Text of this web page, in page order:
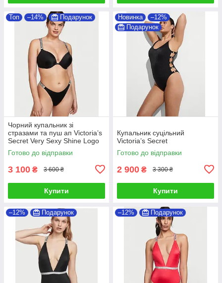
Топ –14% Подарунок
Чорний купальник зі
стразами та пуш ап Victoria’s
Secret Very Sexy Shine Logo
Strap
Готово до відправки
3 100 ₴ 3 600 ₴
Купити
Новинка
–12%
Подарунок
Купальник суцільний
Victoria’s Secret
Готово до відправки
2 900 ₴ 3 300 ₴
Купити
–12% Подарунок –12% Подарунок